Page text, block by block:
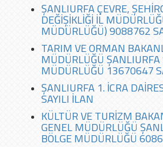
ŞANLIURFA ÇEVRE,
DEĞİŞİKLİĞİ İL
MÜDÜRLÜĞÜ) 9088762
TARIM VE ORMAN
MÜDÜRLÜĞÜ ŞANLIURFA
MÜDÜRLÜĞÜ 13670647
ŞANLIURFA 1. İCRA
SAYILI İLAN
KÜLTÜR VE TURİZM
GENEL MÜDÜRLÜĞÜ
BÖLGE MÜDÜRLÜĞÜ